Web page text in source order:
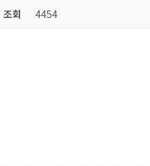
조회
4454